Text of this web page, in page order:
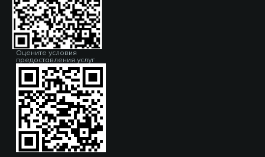
Оцените условия
предоставления услуг